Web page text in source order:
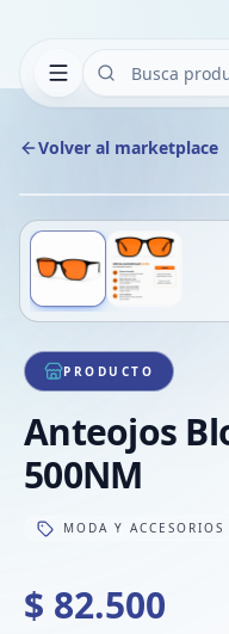
Volver al marketplace
1/2
PRODUCTO
Anteojos
500NM
MODA Y ACCESORIOS
$ 82.500